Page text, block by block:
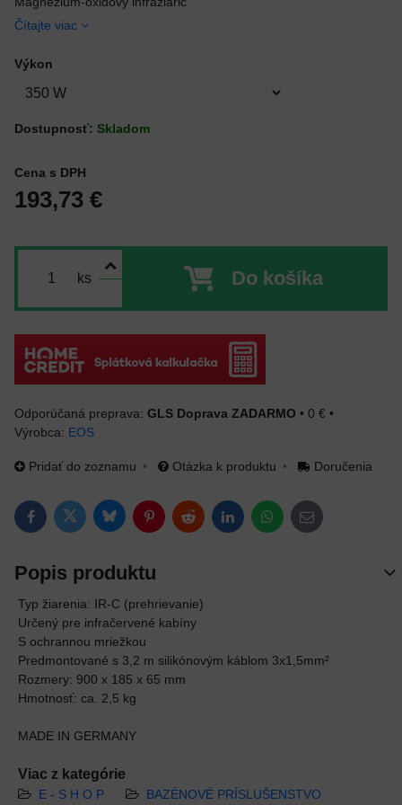
Čítajte viac
Výkon
Dostupnosť: Skladom
Cena s DPH
193,73 €
ks Do košíka
GLS Doprava ZADARMO • 0 € •
Výrobca: EOS
Pridať do zoznamu Otázka k produktu Doručenia
FacebookTwitterBlueskyPinterestRedditLinkedInWhatsApp
E-mail
Popis produktu
Typ žiarenia: IR-C (prehrievanie)
Určený pre infračervené kabíny
S ochrannou mriežkou
Predmontované s 3,2 m silikónovým káblom 3x1,5mm²
Rozmery: 900 x 185 x 65 mm
Hmotnosť: ca. 2,5 kg
MADE IN GERMANY
Viac z kategórie
E - S H O P
BAZÉNOVÉ PRÍSLUŠENSTVO